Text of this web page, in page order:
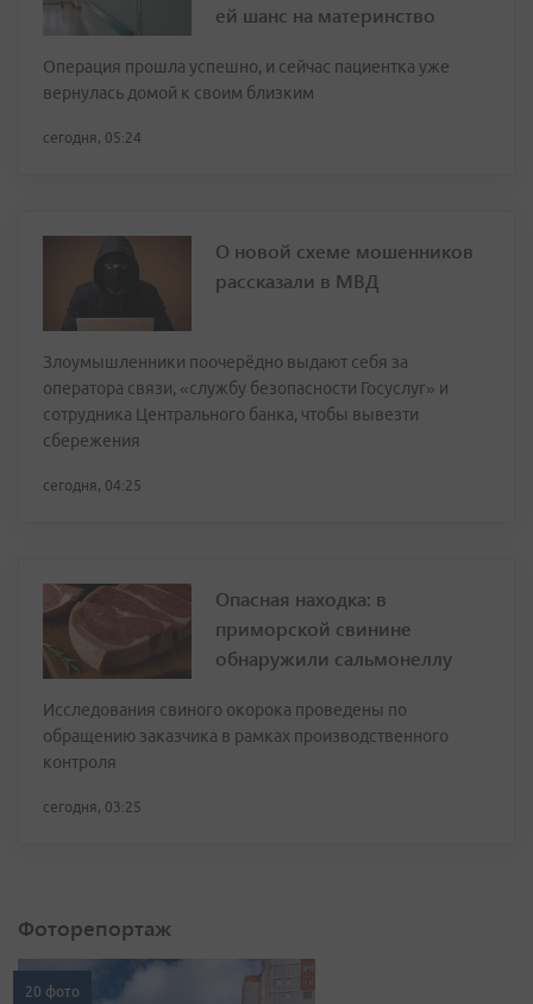
ей шанс на материнство
Операция прошла успешно, и сейчас пациентка уже
вернулась домой к своим близким
сегодня, 05:24
О новой схеме мошенников
рассказали в МВД
Злоумышленники поочерёдно выдают себя за
оператора связи, «службу безопасности Госуслуг» и
сотрудника Центрального банка, чтобы вывезти
сбережения
сегодня, 04:25
Опасная находка: в
приморской свинине
обнаружили сальмонеллу
Исследования свиного окорока проведены по
обращению заказчика в рамках производственного
контроля
сегодня, 03:25
Фоторепортаж
20 фото